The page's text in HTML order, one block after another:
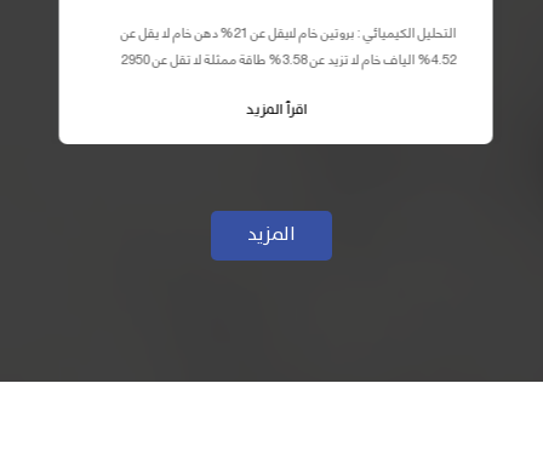
التحليل الكيميائي : بروتين خام لايقل عن 21% دهن خام لا يقل عن
4.52% الياف خام لا تزيد عن 3.58% طاقة ممثلة لا تقل عن 2950
اقرأ المزيد
المزيد